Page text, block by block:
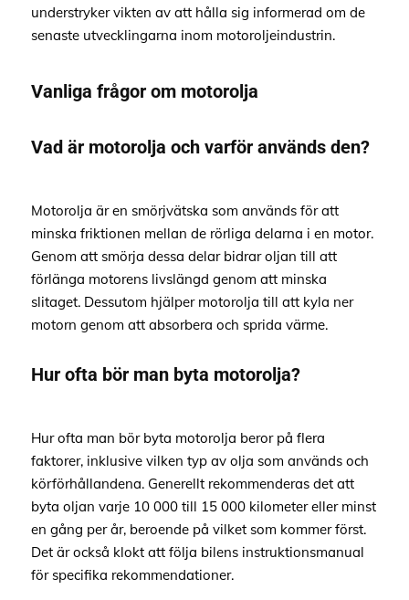
understryker vikten av att hålla sig informerad om de
senaste utvecklingarna inom motoroljeindustrin.
Vanliga frågor om motorolja
Vad är motorolja och varför används den?
Motorolja är en smörjvätska som används för att
minska friktionen mellan de rörliga delarna i en motor.
Genom att smörja dessa delar bidrar oljan till att
förlänga motorens livslängd genom att minska
slitaget. Dessutom hjälper motorolja till att kyla ner
motorn genom att absorbera och sprida värme.
Hur ofta bör man byta motorolja?
Hur ofta man bör byta motorolja beror på flera
faktorer, inklusive vilken typ av olja som används och
körförhållandena. Generellt rekommenderas det att
byta oljan varje 10 000 till 15 000 kilometer eller minst
en gång per år, beroende på vilket som kommer först.
Det är också klokt att följa bilens instruktionsmanual
för specifika rekommendationer.